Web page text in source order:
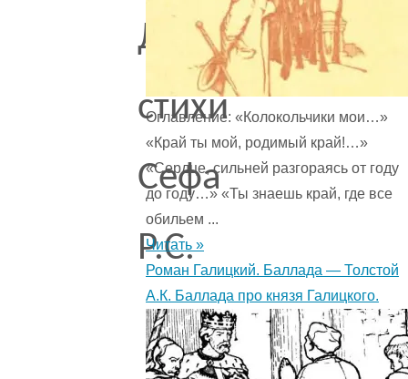
Другие
стихи
Сефа
Р.С.
Оглавление: «Колокольчики мои…»
«Край ты мой, родимый край!…»
«Сердце, сильней разгораясь от году
до году…» «Ты знаешь край, где все
обильем ...
Читать »
Роман Галицкий. Баллада — Толстой
А.К. Баллада про князя Галицкого.